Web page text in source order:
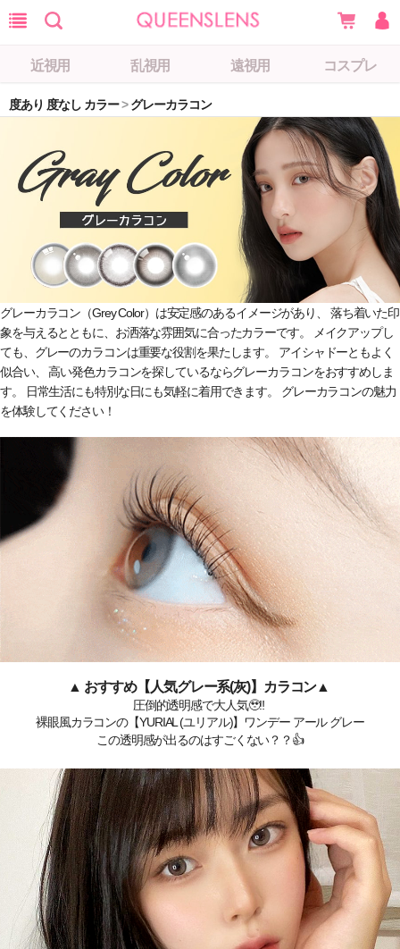
近視用 乱視用 遠視用 コスプレ
度あり 度なし カラー>グレーカラコン
グレーカラコン（Grey Color）は安定感のあるイメージがあり、 落ち着いた印
象を与えるとともに、お洒落な雰囲気に合ったカラーです。 メイクアップし
ても、グレーのカラコンは重要な役割を果たします。 アイシャドーともよく
似合い、 高い発色カラコンを探しているならグレーカラコンをおすすめしま
す。 日常生活にも特別な日にも気軽に着用できます。 グレーカラコンの魅力
を体験してください！
▲ おすすめ【人気グレー系(灰)】カラコン▲
圧倒的透明感で大人気🥹‼️
裸眼風カラコンの【YURIAL (ユリアル)】ワンデー アール グレー
この透明感が出るのはすごくない？？👍